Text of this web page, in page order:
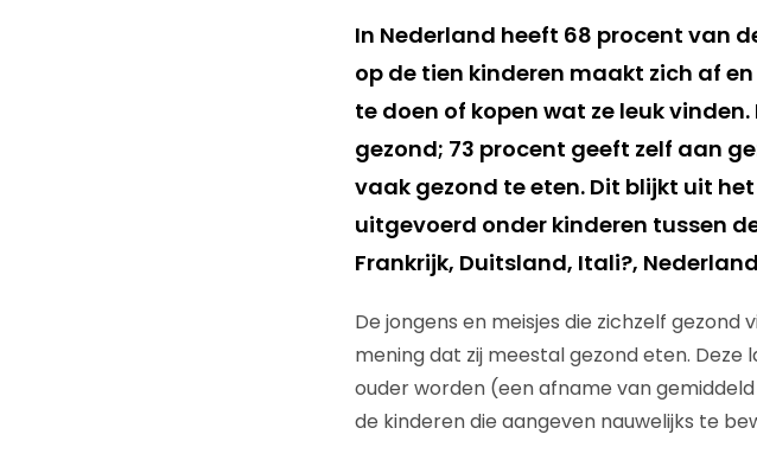
In Nederland heeft 68 procent van
op de tien kinderen maakt zich af
te doen of kopen wat ze leuk
gezond; 73 procent geeft zelf aan
vaak gezond te eten. Dit blijkt uit
uitgevoerd onder kinderen tussen
Frankrijk, Duitsland, Itali?,
De jongens en meisjes die zichzelf gezond
mening dat zij meestal gezond eten.
ouder worden (een afname van
de kinderen die aangeven nauwelijks te